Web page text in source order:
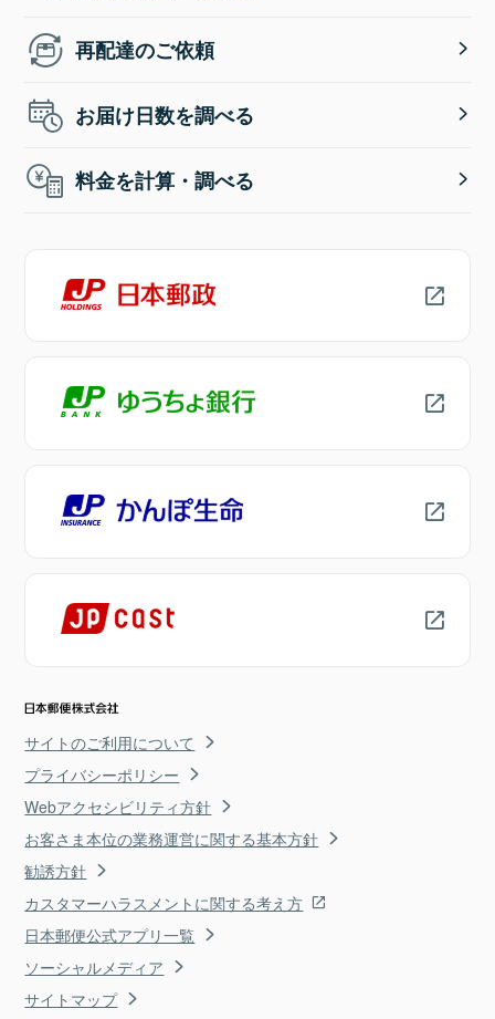
再配達のご依頼
お届け日数を調べる
料金を計算・調べる
サイトのご利用について
プライバシーポリシー
Webアクセシビリティ方針
お客さま本位の業務運営に関する基本方針
勧誘方針
カスタマーハラスメントに関する考え方
日本郵便公式アプリ一覧
ソーシャルメディア
サイトマップ